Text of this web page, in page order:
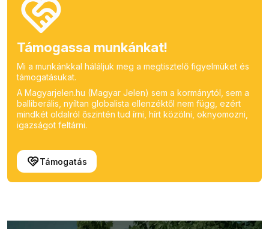
Támogassa munkánkat!
Mi a munkánkkal háláljuk meg a megtisztelő figyelmüket és
támogatásukat.
A Magyarjelen.hu (Magyar Jelen) sem a kormánytól, sem a
balliberális, nyíltan globalista ellenzéktől nem függ, ezért
mindkét oldalról őszintén tud írni, hírt közölni, oknyomozni,
igazságot feltárni.
Támogatás